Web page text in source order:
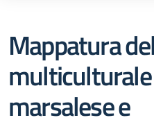
Mappatura
marsalese e